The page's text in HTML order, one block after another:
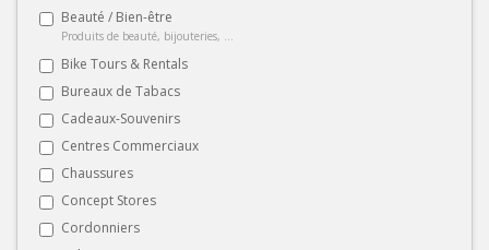
Beauté / Bien-être
Produits de beauté, bijouteries, ...
Bike Tours & Rentals
Bureaux de Tabacs
Cadeaux-Souvenirs
Centres Commerciaux
Chaussures
Concept Stores
Cordonniers